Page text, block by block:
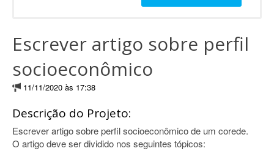
Escrever artigo sobre perfil
socioeconômico
11/11/2020 às 17:38
Descrição do Projeto:
Escrever artigo sobre perfil socioeconômico de um corede.
O artigo deve ser dividido nos seguintes tópicos: